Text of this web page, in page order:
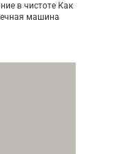
в чистоте Как
машина